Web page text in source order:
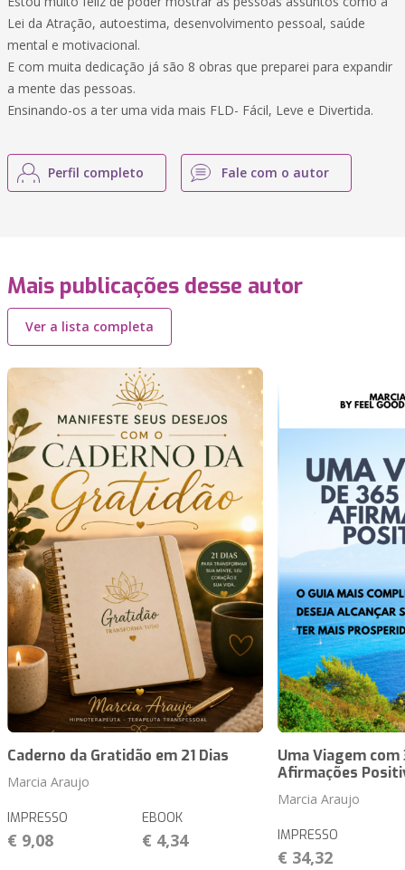
Lei da Atração, autoestima, desenvolvimento pessoal, saúde
mental e motivacional.
E com muita dedicação já são 8 obras que preparei para expandir
a mente das pessoas.
Ensinando-os a ter uma vida mais FLD- Fácil, Leve e Divertida.
Perfil completo Fale com o autor
Mais publicações desse autor
Ver a lista completa
Caderno da Gratidão em 21 Dias
Marcia Araujo
IMPRESSO
€ 9,08
EBOOK
€ 4,34
Uma Viagem com
Afirmações
Marcia Araujo
IMPRESSO
€ 34,32